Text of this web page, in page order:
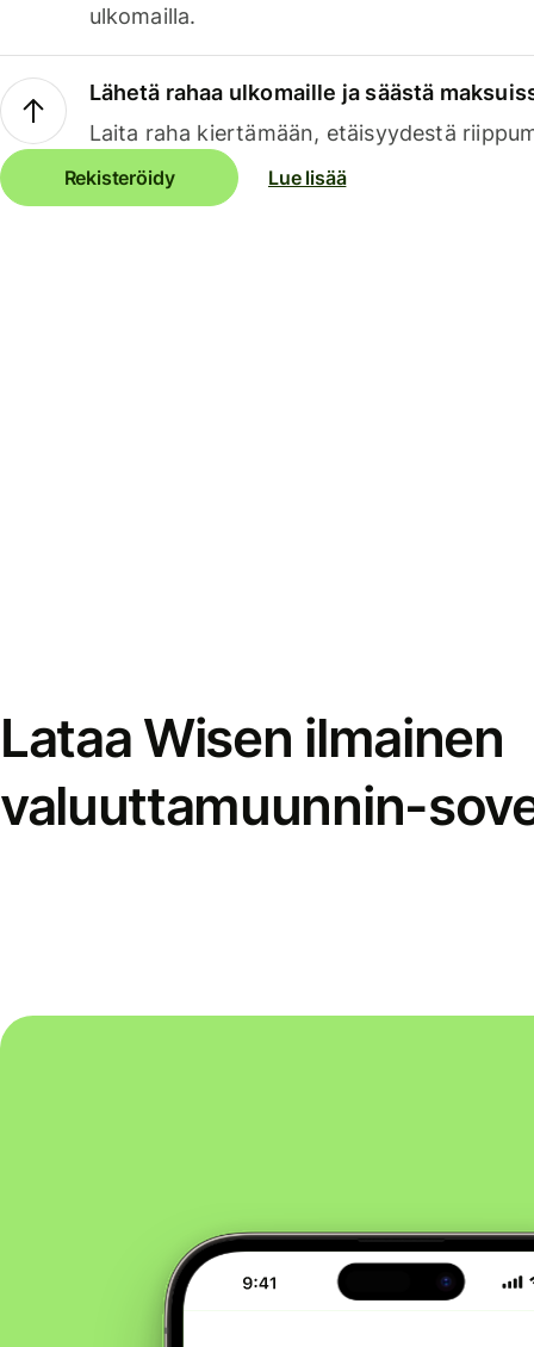
ulkomailla.
Lähetä rahaa ulkomaille ja säästä
Laita raha kiertämään, etäisyydestä
Rekisteröidy Lue lisää
Lataa Wisen ilmainen
valuuttamuunnin-